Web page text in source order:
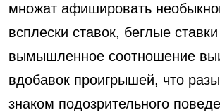
множат афишировать
всплески ставок, беглые
вымышленное соотношение
вдобавок проигрышей, что
знаком подозрительного